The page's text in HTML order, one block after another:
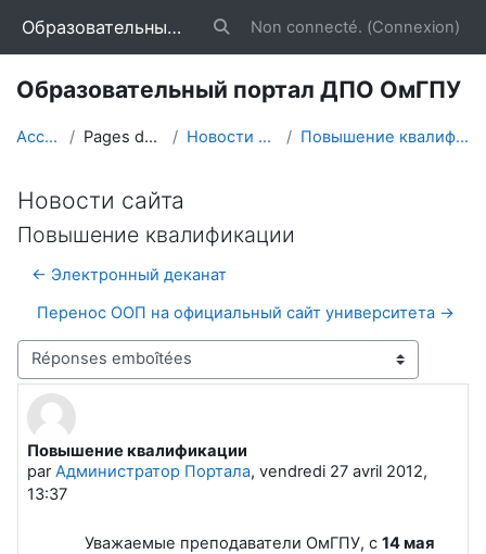
Образовательный портал ДПО ОмГПУ Activer/désactiver la saisie de
Non connecté. (Connexion)
Образовательный портал ДПО ОмГПУ
Accueil Pages du site Новости сайта Повышение квалификации
Новости сайта
Повышение квалификации
← Электронный деканат
Перенос ООП на официальный сайт университета →
Type d’affichage
Повышение квалификации
parАдминистратор Портала, vendredi 27 avril 2012,
13:37
Nombre de réponses : 0
Уважаемые преподаватели ОмГПУ, с 14 мая